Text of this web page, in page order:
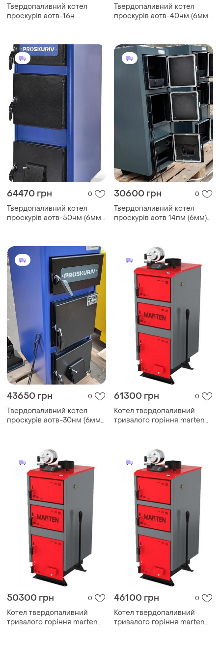
Твердопаливний котел
проскурів аотв-16н
Твердопаливний котел
проскурів аотв-40нм (6мм)
64470 грн 0
Твердопаливний котел
проскурів аотв-50нм (6мм)
30600 грн 0
Твердопаливний котел
проскурів аотв 14пм (6мм)
43650 грн 0
Твердопаливний котел
проскурів аотв-30нм (6мм)
61300 грн 0
Котел твердопаливний
тривалого горіння marten
50300 грн 0
Котел твердопаливний
тривалого горіння marten
46100 грн 0
Котел твердопаливний
тривалого горіння marten